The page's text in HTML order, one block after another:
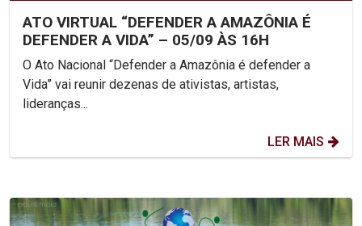
ATO VIRTUAL “DEFENDER A AMAZÔNIA É
DEFENDER A VIDA” – 05/09 ÀS 16H
O Ato Nacional “Defender a Amazônia é defender a
Vida” vai reunir dezenas de ativistas, artistas,
lideranças...
LER MAIS